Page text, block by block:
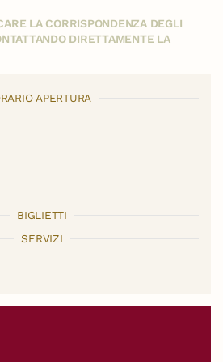
LA CORRISPONDENZA DEGLI
DIRETTAMENTE LA
APERTURA
BIGLIETTI
SERVIZI